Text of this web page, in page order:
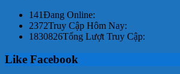
141Đang Online:
2372Truy Cập Hôm Nay:
1830826Tổng Lượt Truy Cập:
Like Facebook